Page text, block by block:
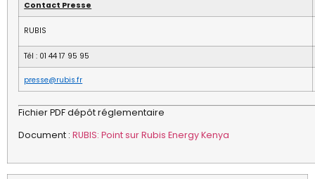
Contact Presse
RUBIS
Tél : 01 44 17 95 95
presse@rubis.fr
Fichier PDF dépôt réglementaire
Document : RUBIS: Point sur Rubis Energy Kenya